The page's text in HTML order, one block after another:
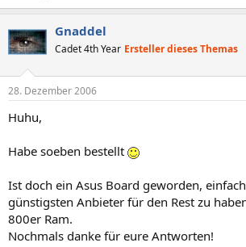
Gnaddel
Cadet 4th Year Ersteller dieses Themas
28. Dezember 2006
Huhu,
Habe soeben bestellt
Ist doch ein Asus Board geworden,
günstigsten Anbieter für den Rest zu
800er Ram.
Nochmals danke für eure Antworten!